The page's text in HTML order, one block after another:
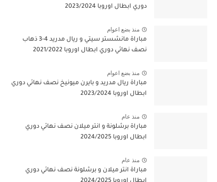
دوري ابطال اوروبا 2023/2024
منذ بضع اعوام
مباراة مانشستر سيتي و ريال مدريد 4-3 ذهاب
نصف نهائي دوري ابطال اوروبا 2021/2022
منذ بضع اعوام
مباراة ريال مدريد و بايرن ميونيخ نصف نهائي دوري
ابطال اوروبا 2023/2024
منذ عام
مباراة برشلونة و انتر ميلان نصف نهائي دوري
ابطال اوروبا 2024/2025
منذ عام
مباراة انتر ميلان و برشلونة نصف نهائي دوري